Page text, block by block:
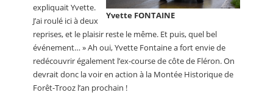
Yvette FONTAINE
expliquait Yvette.
J’ai roulé ici à deux
reprises, et le plaisir reste le même. Et puis, quel bel
événement… » Ah oui, Yvette Fontaine a fort envie de
redécouvrir également l’ex-course de côte de Fléron. On
devrait donc la voir en action à la Montée Historique de
Forêt-Trooz l’an prochain !